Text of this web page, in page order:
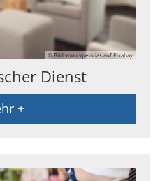
© Bild von cvpericias auf Pixabay
Dienst
+